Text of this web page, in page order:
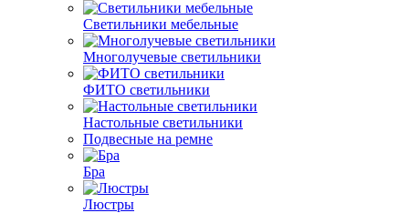
Светильники мебельные
Многолучевые светильники
ФИТО светильники
Настольные светильники
Подвесные на ремне
Бра
Люстры